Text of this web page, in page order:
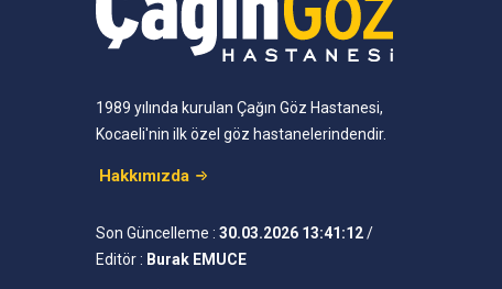
1989 yılında kurulan Çağın Göz Hastanesi,
Kocaeli'nin ilk özel göz hastanelerindendir.
Hakkımızda
Son Güncelleme : 30.03.2026 13:41:12/
Editör : Burak EMUCE